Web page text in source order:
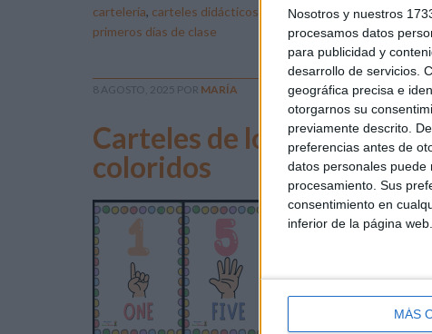
Nosotros y nuestros
procesamos datos
para publicidad y
desarrollo de servicios.
geográfica precisa e
otorgarnos su
previamente descrito.
preferencias antes de
datos personales
procesamiento. Sus
consentimiento en
inferior de la página web.
MÁS
cartelería, carteles didácticos DECORA TU AULA,
primeros días de clase
8 AGOSTO, 2025 POR MARÍA
Carteles de los números
coloridos
Hoy te
la